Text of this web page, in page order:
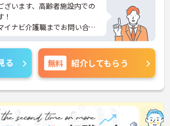
ざいます、高齢者施設内での
イナビ介護職までお問い合わ
る 無料 紹介してもらう